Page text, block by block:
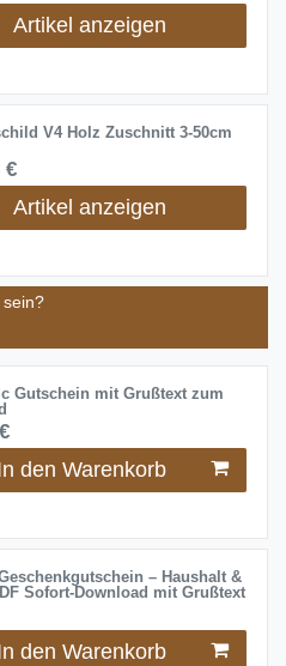
Artikel anzeigen
V4 Holz Zuschnitt 3-50cm
€
Artikel anzeigen
sein?
Gutschein mit Grußtext zum
den Warenkorb
– Haushalt &
Sofort-Download mit Grußtext
den Warenkorb